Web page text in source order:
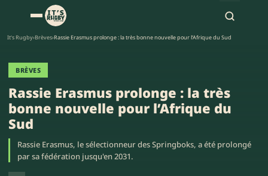
It's Rugby›Brèves›Rassie Erasmus prolonge : la très bonne nouvelle pour l’Afrique du Sud
BRÈVES
Rassie Erasmus prolonge : la très
bonne nouvelle pour l’Afrique du
Sud
Rassie Erasmus, le sélectionneur des Springboks, a été prolongé
par sa fédération jusqu'en 2031.